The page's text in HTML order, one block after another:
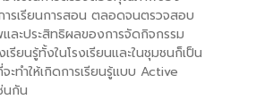
ารเรียนการสอน ตลอดจนตรวจสอบ
ละประสิทธิผลของการจัดกิจกรรม
รียนรู้ทั้งในโรงเรียนและในชุมชนก็เป็น
ทำให้เกิดการเรียนรู้แบบ Active
นกัน